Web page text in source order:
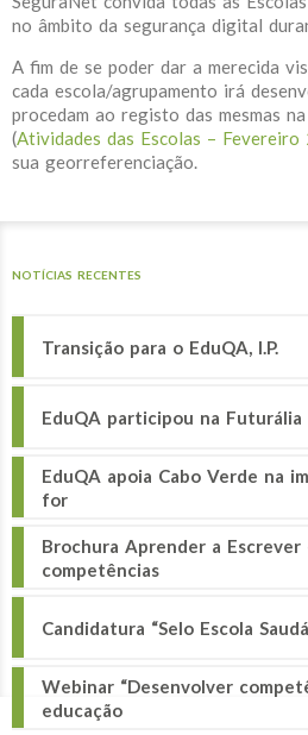
no âmbito da segurança digital
A fim de se poder dar a merecida
cada escola/agrupamento irá
procedam ao registo das mesmas
(Atividades das Escolas – Fevereiro
sua georreferenciação.
NOTÍCIAS RECENTES
Transição para o EduQA, I.P.
EduQA participou na
EduQA apoia Cabo Verde na
for
Brochura Aprender a
competências
Candidatura “Selo Escola
Webinar “Desenvolver
educação